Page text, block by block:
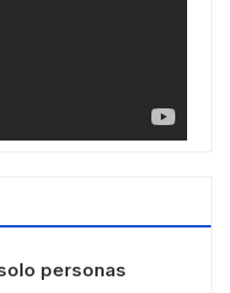
personas